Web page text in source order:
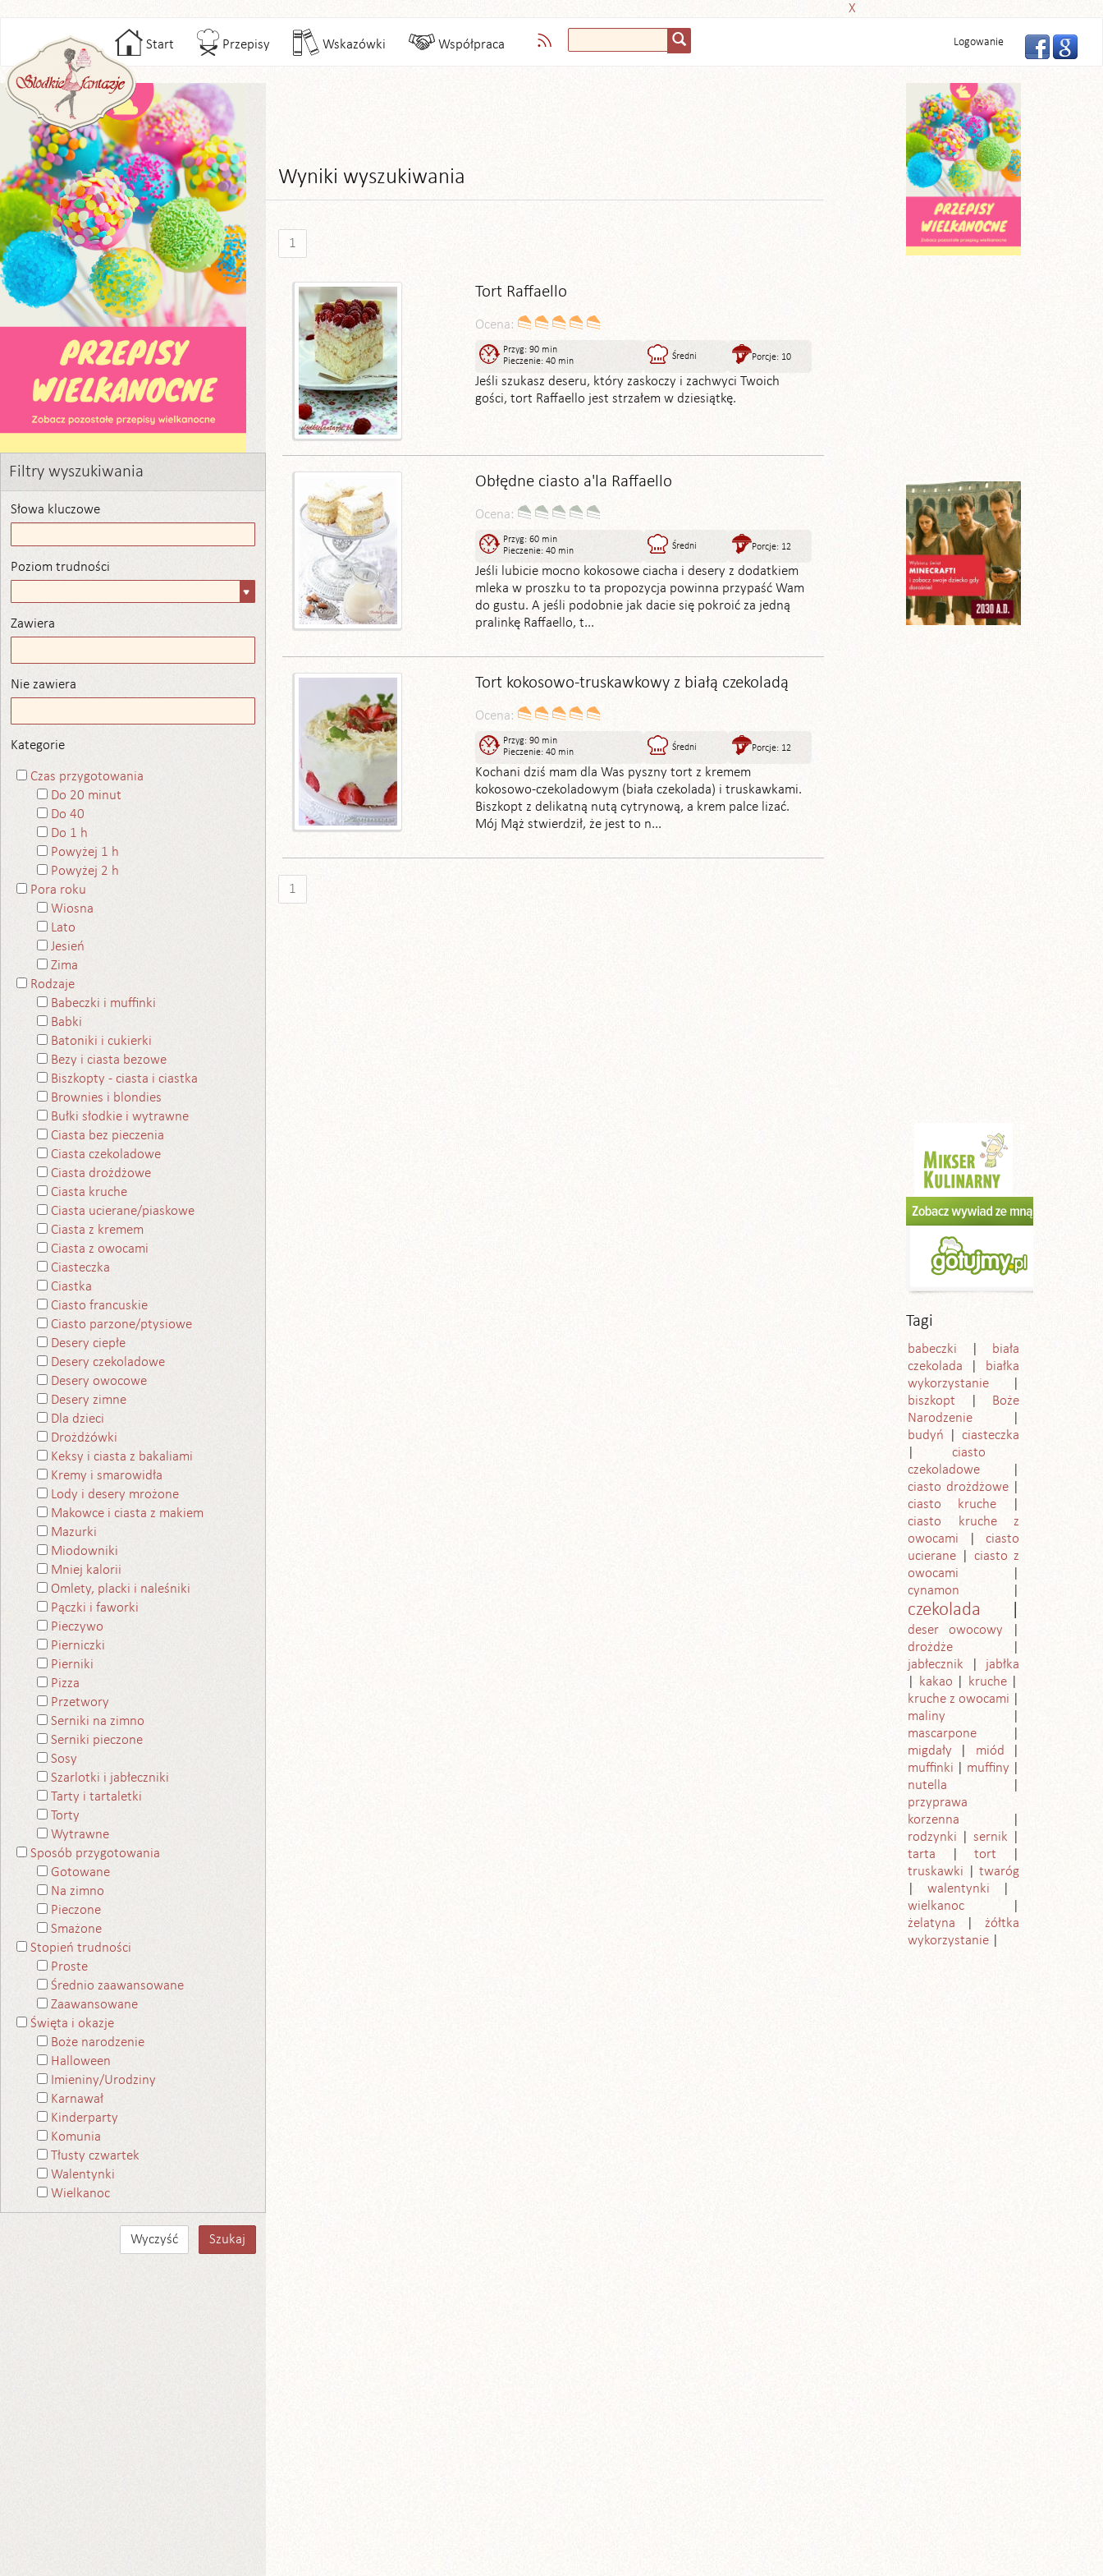
X
Start Przepisy Wskazówki Współpraca Logowanie
Filtry wyszukiwania
Słowa kluczowe
Poziom trudności
trudności
Zawiera
Nie zawiera
Kategorie
Czas przygotowania
Do 20 minut
Do 40
Do 1 h
Powyżej 1 h
Powyżej 2 h
Pora roku
Wiosna
Lato
Jesień
Zima
Rodzaje
Babeczki i muffinki
Babki
Batoniki i cukierki
Bezy i ciasta bezowe
Biszkopty - ciasta i ciastka
Brownies i blondies
Bułki słodkie i wytrawne
Ciasta bez pieczenia
Ciasta czekoladowe
Ciasta drożdżowe
Ciasta kruche
Ciasta ucierane/piaskowe
Ciasta z kremem
Ciasta z owocami
Ciasteczka
Ciastka
Ciasto francuskie
Ciasto parzone/ptysiowe
Desery ciepłe
Desery czekoladowe
Desery owocowe
Desery zimne
Dla dzieci
Drożdżówki
Keksy i ciasta z bakaliami
Kremy i smarowidła
Lody i desery mrożone
Makowce i ciasta z makiem
Mazurki
Miodowniki
Mniej kalorii
Omlety, placki i naleśniki
Pączki i faworki
Pieczywo
Pierniczki
Pierniki
Pizza
Przetwory
Serniki na zimno
Serniki pieczone
Sosy
Szarlotki i jabłeczniki
Tarty i tartaletki
Torty
Wytrawne
Sposób przygotowania
Gotowane
Na zimno
Pieczone
Smażone
Stopień trudności
Proste
Średnio zaawansowane
Zaawansowane
Święta i okazje
Boże narodzenie
Halloween
Imieniny/Urodziny
Karnawał
Kinderparty
Komunia
Tłusty czwartek
Walentynki
Wielkanoc
Wyniki wyszukiwania
1
Tort Raffaello
Ocena:
Przyg: 90 min
Pieczenie: 40 min
Średni Porcje: 10
Jeśli szukasz deseru, który zaskoczy i zachwyci Twoich
gości, tort Raffaello jest strzałem w dziesiątkę.
Obłędne ciasto a'la Raffaello
Ocena:
Przyg: 60 min
Pieczenie: 40 min
Średni Porcje: 12
Jeśli lubicie mocno kokosowe ciacha i desery z dodatkiem
mleka w proszku to ta propozycja powinna przypaść Wam
do gustu. A jeśli podobnie jak dacie się pokroić za jedną
pralinkę Raffaello, t...
Tort kokosowo-truskawkowy z białą czekoladą
Ocena:
Przyg: 90 min
Pieczenie: 40 min
Średni Porcje: 12
Kochani dziś mam dla Was pyszny tort z kremem
kokosowo-czekoladowym (biała czekolada) i truskawkami.
Biszkopt z delikatną nutą cytrynową, a krem palce lizać.
Mój Mąż stwierdził, że jest to n...
1
Tagi
babeczki
biała
czekolada
białka
wykorzystanie
biszkopt
Boże
Narodzenie
budyń
ciasteczka
ciasto
czekoladowe
ciasto drożdżowe
ciasto kruche
ciasto kruche z
owocami
ciasto
ucierane
ciasto z
owocami
cynamon
czekolada
deser owocowy
drożdże
jabłecznik
jabłka
kakao
kruche
kruche z owocami
maliny
mascarpone
migdały
miód
muffinki
muffiny
nutella
przyprawa
korzenna
rodzynki
sernik
tarta
tort
truskawki
twaróg
walentynki
wielkanoc
żelatyna
żółtka
wykorzystanie